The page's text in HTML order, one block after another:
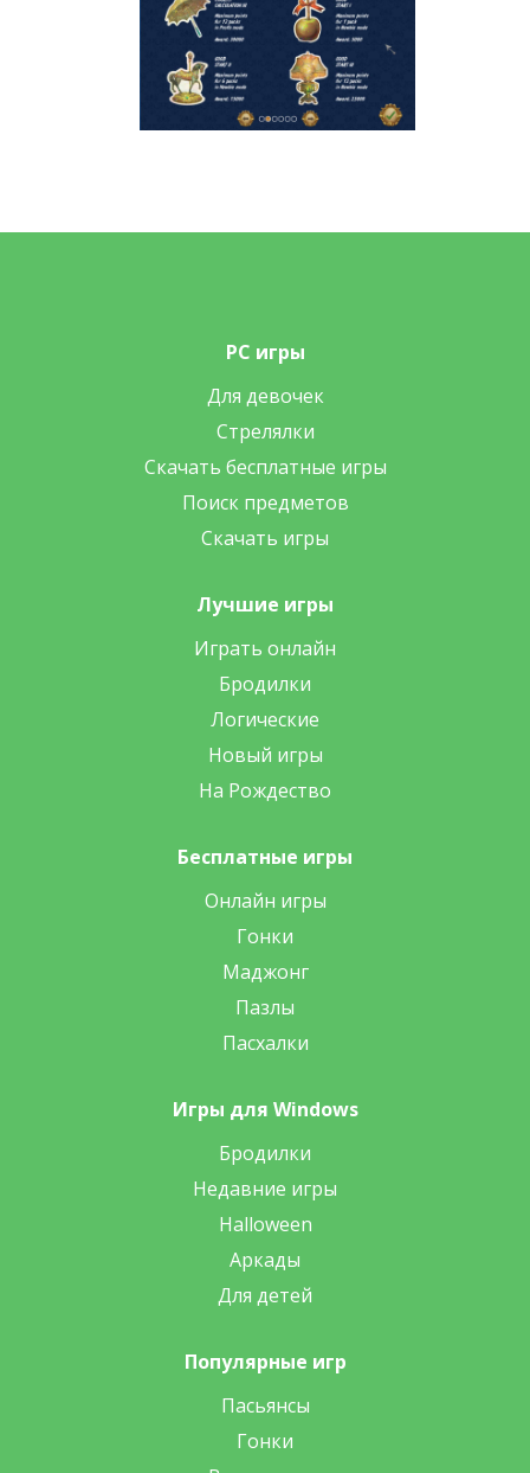
PC игры
Для девочек
Стрелялки
Скачать бесплатные игры
Поиск предметов
Скачать игры
Лучшие игры
Играть онлайн
Бродилки
Логические
Новый игры
На Рождество
Бесплатные игры
Онлайн игры
Гонки
Маджонг
Пазлы
Пасхалки
Игры для Windows
Бродилки
Недавние игры
Halloween
Аркады
Для детей
Популярные игр
Пасьянсы
Гонки